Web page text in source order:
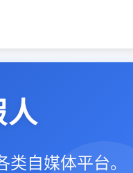
人
自媒体平台。